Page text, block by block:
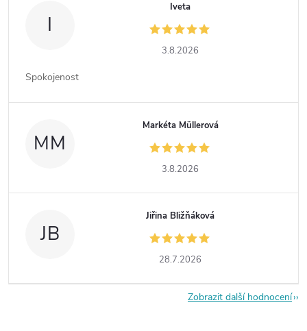
I
Iveta
3.8.2026
Spokojenost
MM
Markéta Müllerová
3.8.2026
JB
Jiřina Bližňáková
28.7.2026
Zobrazit další hodnocení